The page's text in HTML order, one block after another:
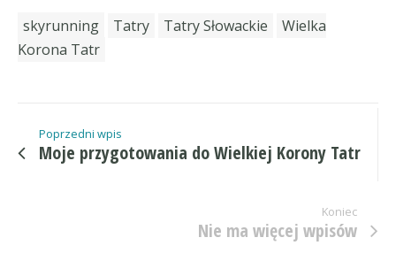
skyrunning Tatry Tatry Słowackie
Wielka
Korona Tatr
Poprzedni wpis
Moje przygotowania do Wielkiej Korony Tatr
Koniec
Nie ma więcej wpisów